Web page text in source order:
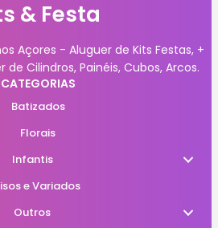
& Festa
Açores - Aluguer de Kits Festas, +
Cilindros, Painéis, Cubos, Arcos.
CATEGORIAS
Batizados
Florais
Infantis
e Variados
Outros